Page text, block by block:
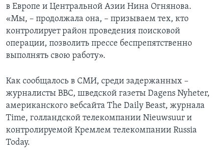
в Европе и Центральной Азии Нина Огнянова.
«Мы, – продолжала она, – призываем тех, кто
контролирует район проведения поисковой
операции, позволить прессе беспрепятственно
выполнять свою работу».
Как сообщалось в СМИ, среди задержанных –
журналисты BBC, шведской газеты Dagens Nyheter,
американского вебсайта The Daily Beast, журнала
Time, голландской телекомпании Nieuwsuur и
контролируемой Кремлем телекомпании Russia
Today.